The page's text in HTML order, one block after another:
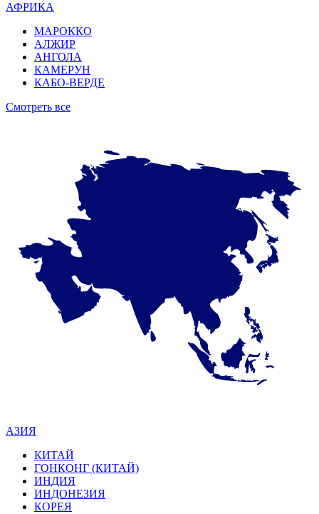
АФРИКА
МАРОККО
АЛЖИР
АНГОЛА
КАМЕРУН
КАБО-ВЕРДЕ
Смотреть все
АЗИЯ
КИТАЙ
ГОНКОНГ (КИТАЙ)
ИНДИЯ
ИНДОНЕЗИЯ
КОРЕЯ